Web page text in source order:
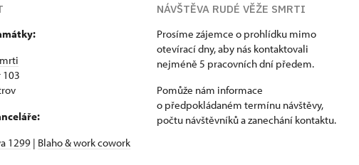
103
1299 | Blaho & work cowork
NÁVŠTĚVA RUDÉ VĚŽE SMRTI
Prosíme zájemce o prohlídku mimo
otevírací dny, aby nás kontaktovali
nejméně 5 pracovních dní předem.
Pomůže nám informace
o předpokládaném termínu návštěvy,
počtu návštěvníků a zanechání kontaktu.